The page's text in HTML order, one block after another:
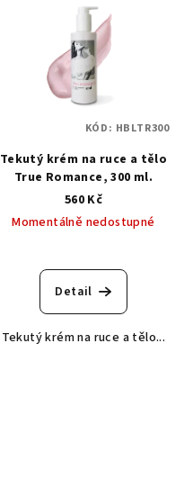
Tekutý krém na ruce a tělo
True Romance, 300 ml.
560 Kč
Momentálně nedostupné
Detail
Tekutý krém na ruce a tělo...
KÓD: HBLTR300